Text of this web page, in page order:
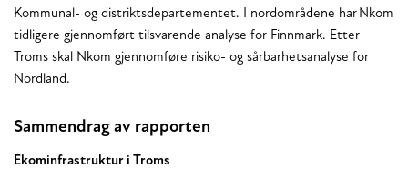
Kommunal- og distriktsdepartementet. I nordområdene har Nkom
tidligere gjennomført tilsvarende analyse for Finnmark. Etter
Troms skal Nkom gjennomføre risiko- og sårbarhetsanalyse for
Nordland.
Sammendrag av rapporten
Ekominfrastruktur i Troms